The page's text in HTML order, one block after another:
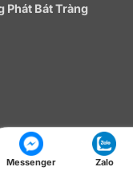
Delivery
Phát Bát Tràng
Messenger Zalo